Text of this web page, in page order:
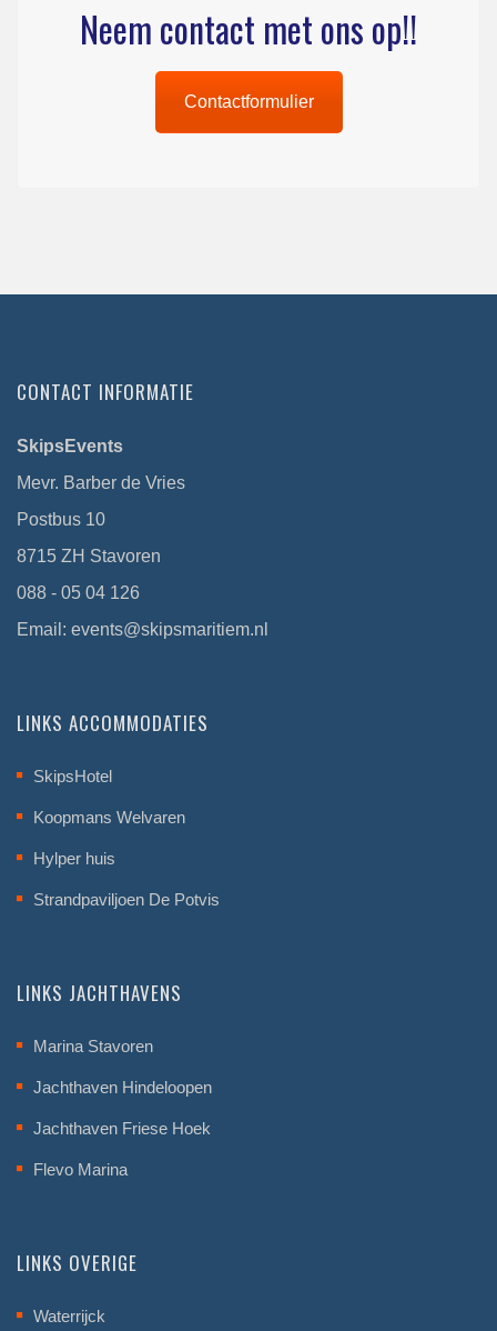
Neem contact met ons op!!
Contactformulier
CONTACT INFORMATIE
SkipsEvents
Mevr. Barber de Vries
Postbus 10
8715 ZH Stavoren
088 - 05 04 126
Email: events@skipsmaritiem.nl
LINKS ACCOMMODATIES
SkipsHotel
Koopmans Welvaren
Hylper huis
Strandpaviljoen De Potvis
LINKS JACHTHAVENS
Marina Stavoren
Jachthaven Hindeloopen
Jachthaven Friese Hoek
Flevo Marina
LINKS OVERIGE
Waterrijck